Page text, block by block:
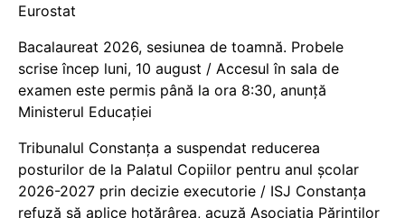
Eurostat
Bacalaureat 2026, sesiunea de toamnă. Probele
scrise încep luni, 10 august / Accesul în sala de
examen este permis până la ora 8:30, anunță
Ministerul Educației
Tribunalul Constanța a suspendat reducerea
posturilor de la Palatul Copiilor pentru anul școlar
2026-2027 prin decizie executorie / ISJ Constanța
refuză să aplice hotărârea, acuză Asociația Părinților